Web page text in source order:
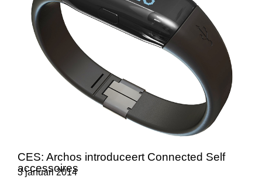
CES: Archos introduceert Connected Self
accessoires
3 januari 2014